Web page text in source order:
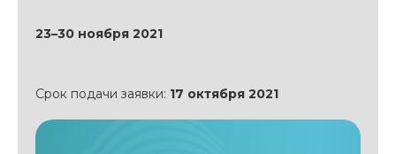
23–30 ноября 2021
Срок подачи заявки: 17 октября 2021